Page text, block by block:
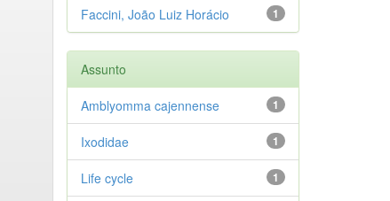
1
Faccini, João Luiz Horácio
Assunto
1
Amblyomma cajennense
1
Ixodidae
1
Life cycle